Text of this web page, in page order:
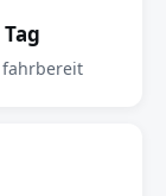
fahrbereit